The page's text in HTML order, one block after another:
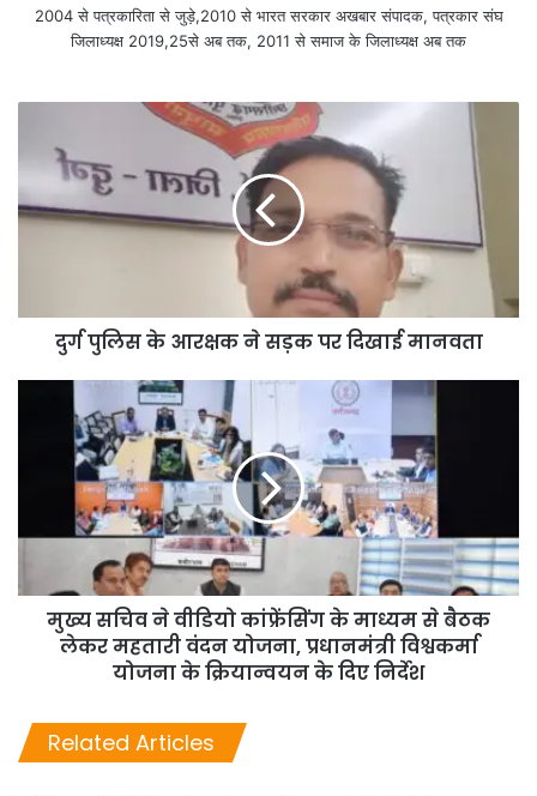
2004 से पत्रकारिता से जुड़े,2010 से भारत सरकार अखबार संपादक, पत्रकार संघ
जिलाध्यक्ष 2019,25से अब तक, 2011 से समाज के जिलाध्यक्ष अब तक
दुर्ग पुलिस के आरक्षक ने सड़क पर दिखाई मानवता
मुख्य सचिव ने वीडियो कांफ्रेंसिंग के माध्यम से बैठक
लेकर महतारी वंदन योजना, प्रधानमंत्री विश्वकर्मा
योजना के क्रियान्वयन के दिए निर्देश
Related Articles